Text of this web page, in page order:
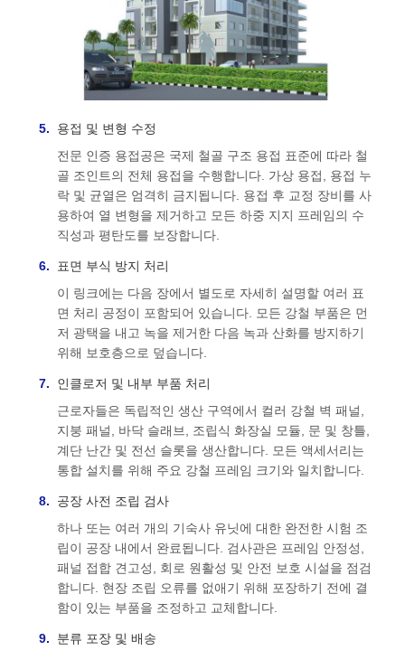
용접 및 변형 수정
전문 인증 용접공은 국제 철골 구조 용접 표준에 따라 철
골 조인트의 전체 용접을 수행합니다. 가상 용접, 용접 누
락 및 균열은 엄격히 금지됩니다. 용접 후 교정 장비를 사
용하여 열 변형을 제거하고 모든 하중 지지 프레임의 수
직성과 평탄도를 보장합니다.
표면 부식 방지 처리
이 링크에는 다음 장에서 별도로 자세히 설명할 여러 표
면 처리 공정이 포함되어 있습니다. 모든 강철 부품은 먼
저 광택을 내고 녹을 제거한 다음 녹과 산화를 방지하기
위해 보호층으로 덮습니다.
인클로저 및 내부 부품 처리
근로자들은 독립적인 생산 구역에서 컬러 강철 벽 패널,
지붕 패널, 바닥 슬래브, 조립식 화장실 모듈, 문 및 창틀,
계단 난간 및 전선 슬롯을 생산합니다. 모든 액세서리는
통합 설치를 위해 주요 강철 프레임 크기와 일치합니다.
공장 사전 조립 검사
하나 또는 여러 개의 기숙사 유닛에 대한 완전한 시험 조
립이 공장 내에서 완료됩니다. 검사관은 프레임 안정성,
패널 접합 견고성, 회로 원활성 및 안전 보호 시설을 점검
합니다. 현장 조립 오류를 없애기 위해 포장하기 전에 결
함이 있는 부품을 조정하고 교체합니다.
분류 포장 및 배송